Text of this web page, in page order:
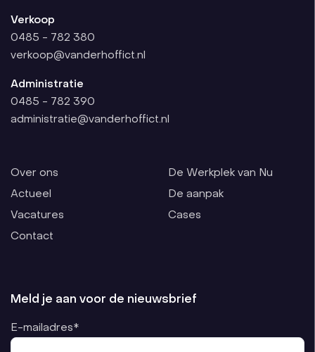
Verkoop
0485 - 782 380
verkoop@vanderhoffict.nl
Administratie
0485 - 782 390
administratie@vanderhoffict.nl
Over ons
Actueel
Vacatures
Contact
De Werkplek van Nu
De aanpak
Cases
Meld je aan voor de nieuwsbrief
E-mailadres*